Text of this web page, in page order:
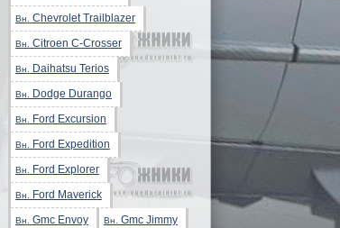
Вн. Chevrolet Trailblazer
Вн. Citroen C-Crosser
Вн. Daihatsu Terios
Вн. Dodge Durango
Вн. Ford Excursion
Вн. Ford Expedition
Вн. Ford Explorer
Вн. Ford Maverick
Вн. Gmc Envoy Вн. Gmc Jimmy